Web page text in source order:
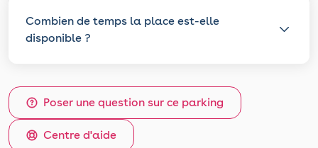
Combien de temps la place est-elle
disponible ?
Poser une question sur ce parking
Centre d'aide